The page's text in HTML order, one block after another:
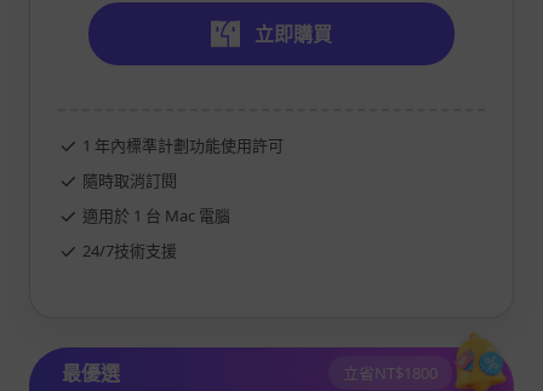
立即購買
1 年內標準計劃功能使用許可
隨時取消訂閱
適用於 1 台 Mac 電腦
24/7技術支援
最優選 立省NT$1800